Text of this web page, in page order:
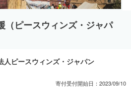
（ピースウィンズ・ジャパ
人ピースウィンズ・ジャパン
寄付受付開始日： 2023/09/10